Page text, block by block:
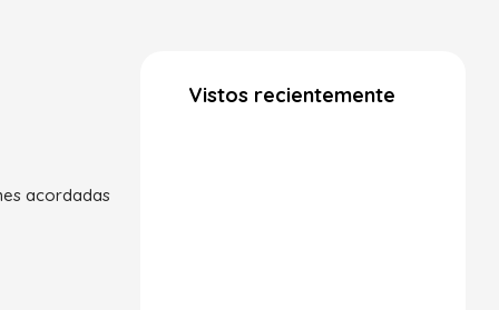
acordadas
Vistos recientemente